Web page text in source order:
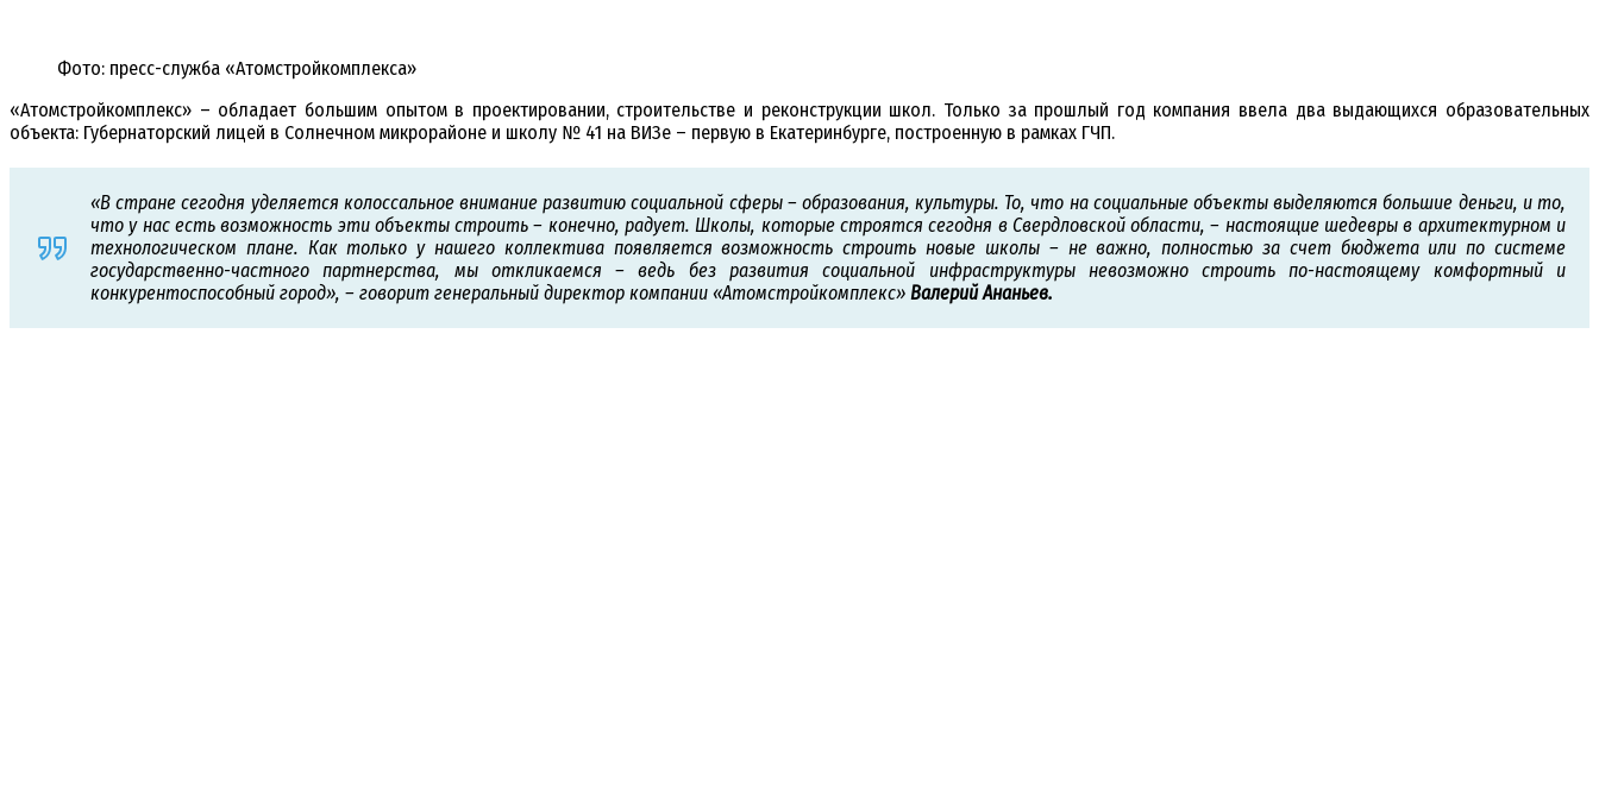
Фото: пресс-служба «Атомстройкомплекса»
«Атомстройкомплекс» – обладает большим опытом в проектировании, строительстве и реконструкции школ. Только за прошлый год компания ввела два выдающихся образовательных
объекта: Губернаторский лицей в Солнечном микрорайоне и школу № 41 на ВИЗе – первую в Екатеринбурге, построенную в рамках ГЧП.
«В стране сегодня уделяется колоссальное внимание развитию социальной сферы – образования, культуры. То, что на социальные объекты выделяются большие деньги, и то,
что у нас есть возможность эти объекты строить – конечно, радует. Школы, которые строятся сегодня в Свердловской области, – настоящие шедевры в архитектурном и
технологическом плане. Как только у нашего коллектива появляется возможность строить новые школы – не важно, полностью за счет бюджета или по системе
государственно-частного партнерства, мы откликаемся – ведь без развития социальной инфраструктуры невозможно строить по-настоящему комфортный и
конкурентоспособный город», – говорит генеральный директор компании «Атомстройкомплекс» Валерий Ананьев.